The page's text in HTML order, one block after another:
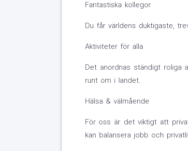
Fantastiska kollegor
Du får världens duktigaste,
Aktiviteter för alla
Det anordnas ständigt roliga
runt om i landet.
Hälsa & välmående
För oss är det viktigt att
kan balansera jobb och